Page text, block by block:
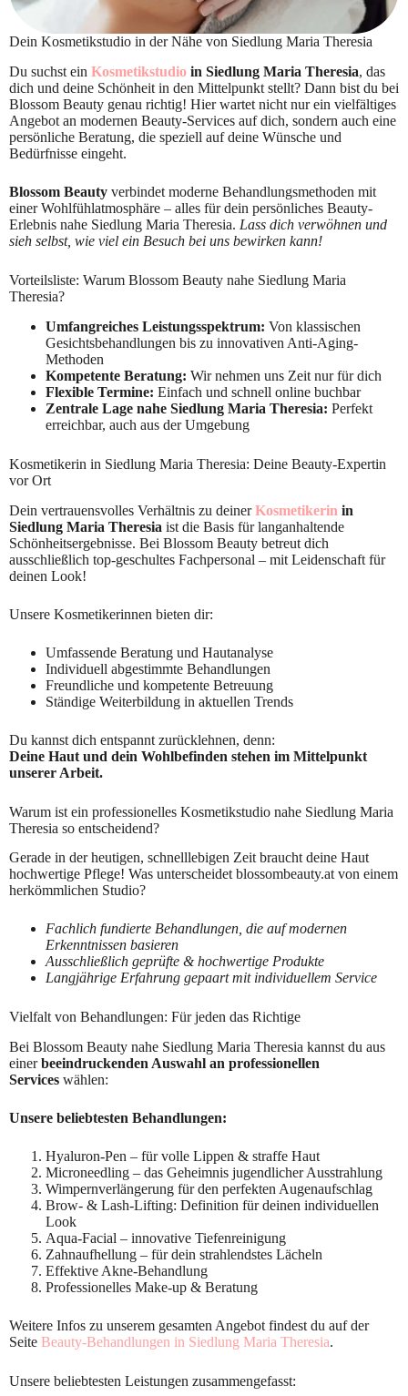
Dein Kosmetikstudio in der Nähe von Siedlung Maria Theresia
Du suchst ein Kosmetikstudio in Siedlung Maria Theresia, das
dich und deine Schönheit in den Mittelpunkt stellt? Dann bist du bei
Blossom Beauty genau richtig! Hier wartet nicht nur ein vielfältiges
Angebot an modernen Beauty-Services auf dich, sondern auch eine
persönliche Beratung, die speziell auf deine Wünsche und
Bedürfnisse eingeht.
Blossom Beauty verbindet moderne Behandlungsmethoden mit
einer Wohlfühlatmosphäre – alles für dein persönliches Beauty-
Erlebnis nahe Siedlung Maria Theresia. Lass dich verwöhnen und
sieh selbst, wie viel ein Besuch bei uns bewirken kann!
Vorteilsliste: Warum Blossom Beauty nahe Siedlung Maria
Theresia?
Umfangreiches Leistungsspektrum: Von klassischen
Gesichtsbehandlungen bis zu innovativen Anti-Aging-
Methoden
Kompetente Beratung: Wir nehmen uns Zeit nur für dich
Flexible Termine: Einfach und schnell online buchbar
Zentrale Lage nahe Siedlung Maria Theresia: Perfekt
erreichbar, auch aus der Umgebung
Kosmetikerin in Siedlung Maria Theresia: Deine Beauty-Expertin
vor Ort
Dein vertrauensvolles Verhältnis zu deinerKosmetikerin in
Siedlung Maria Theresia ist die Basis für langanhaltende
Schönheitsergebnisse. Bei Blossom Beauty betreut dich
ausschließlich top-geschultes Fachpersonal – mit Leidenschaft für
deinen Look!
Unsere Kosmetikerinnen bieten dir:
Umfassende Beratung und Hautanalyse
Individuell abgestimmte Behandlungen
Freundliche und kompetente Betreuung
Ständige Weiterbildung in aktuellen Trends
Du kannst dich entspannt zurücklehnen, denn:
Deine Haut und dein Wohlbefinden stehen im Mittelpunkt
unserer Arbeit.
Warum ist ein professionelles Kosmetikstudio nahe Siedlung Maria
Theresia so entscheidend?
Gerade in der heutigen, schnelllebigen Zeit braucht deine Haut
hochwertige Pflege! Was unterscheidet blossombeauty.at von einem
herkömmlichen Studio?
Fachlich fundierte Behandlungen, die auf modernen
Erkenntnissen basieren
Ausschließlich geprüfte & hochwertige Produkte
Langjährige Erfahrung gepaart mit individuellem Service
Vielfalt von Behandlungen: Für jeden das Richtige
Bei Blossom Beauty nahe Siedlung Maria Theresia kannst du aus
einerbeeindruckenden Auswahl an professionellen
Services wählen:
Unsere beliebtesten Behandlungen:
Hyaluron-Pen – für volle Lippen & straffe Haut
Microneedling – das Geheimnis jugendlicher Ausstrahlung
Wimpernverlängerung für den perfekten Augenaufschlag
Brow- & Lash-Lifting: Definition für deinen individuellen
Look
Aqua-Facial – innovative Tiefenreinigung
Zahnaufhellung – für dein strahlendstes Lächeln
Effektive Akne-Behandlung
Professionelles Make-up & Beratung
Weitere Infos zu unserem gesamten Angebot findest du auf der
Seite Beauty-Behandlungen in Siedlung Maria Theresia.
Unsere beliebtesten Leistungen zusammengefasst: